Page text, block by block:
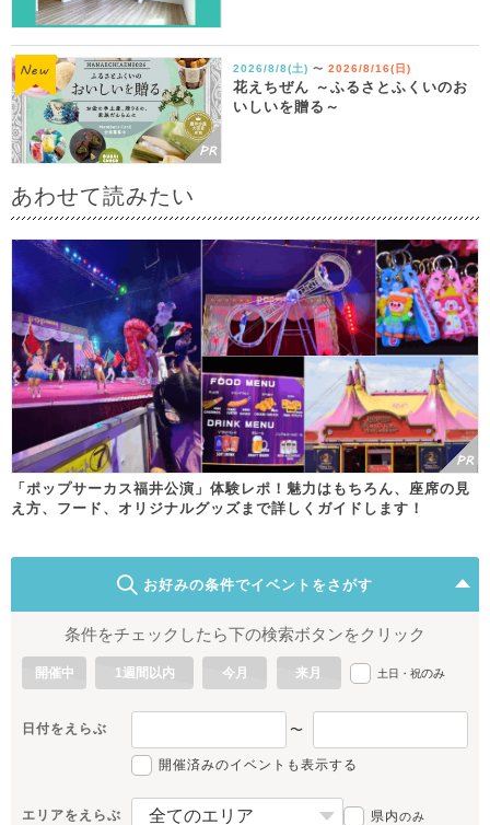
2026/8/8(土) 〜 2026/8/16(日)
花えちぜん ～ふるさとふくいのお
いしいを贈る～
あわせて読みたい
「ポップサーカス福井公演」体験レポ！魅力はもちろん、座席の見
え方、フード、オリジナルグッズまで詳しくガイドします！
お好みの条件でイベントをさがす
条件をチェックしたら下の検索ボタンをクリック
開催中 1週間以内 今月 来月 土日・祝のみ
日付をえらぶ 〜
開催済みのイベントも表示する
エリアをえらぶ 県内のみ